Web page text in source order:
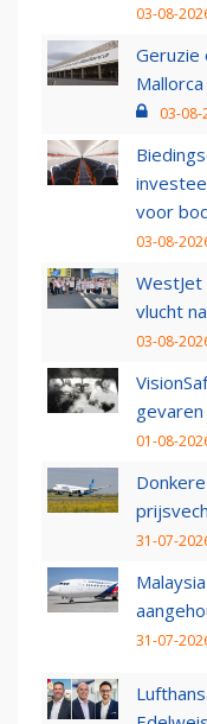
03-08-
Geruzie
Mallorca
03-08-
voor
03-08-
vlucht
03-08-
01-08-
31-07-
31-07-